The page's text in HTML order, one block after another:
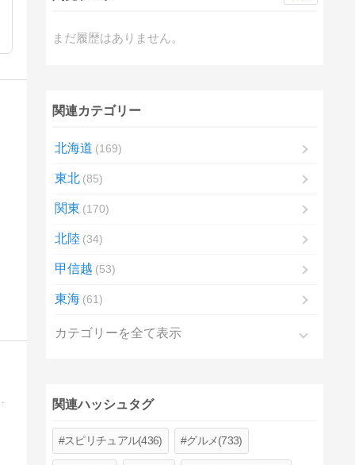
まだ履歴はありません。
関連カテゴリー
北海道 169
東北 85
関東 170
北陸 34
甲信越 53
東海 61
カテゴリーを全て表示
関連ハッシュタグ
スピリチュアル(436) グルメ(733)